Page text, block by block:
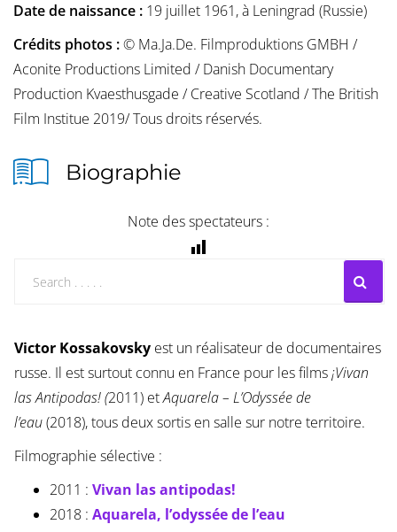
Date de naissance : 19 juillet 1961, à Leningrad (Russie)
Crédits photos :© Ma.Ja.De. Filmproduktions GMBH /
Aconite Productions Limited / Danish Documentary
Production Kvaesthusgade / Creative Scotland / The British
Film Institue 2019/ Tous droits réservés.
Biographie
Note des spectateurs :
Victor Kossakovskyest un réalisateur de documentaires
russe. Il est surtout connu en France pour les films¡Vivan
las Antipodas! (2011) etAquarela – L’Odyssée de
l’eau(2018), tous deux sortis en salle sur notre territoire.
Filmographie sélective :
2011 : Vivan las antipodas!
2018 : Aquarela, l’odyssée de l’eau